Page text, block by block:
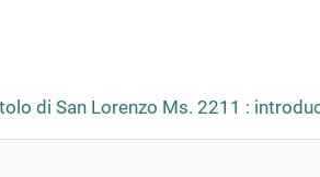
di San Lorenzo Ms. 2211 :